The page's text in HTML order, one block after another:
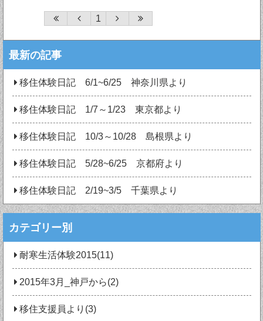
1
最新の記事
移住体験日記 6/1~6/25 神奈川県より
移住体験日記 1/7～1/23 東京都より
移住体験日記 10/3～10/28 島根県より
移住体験日記 5/28~6/25 京都府より
移住体験日記 2/19~3/5 千葉県より
カテゴリー別
耐寒生活体験2015(11)
2015年3月_神戸から(2)
移住支援員より(3)